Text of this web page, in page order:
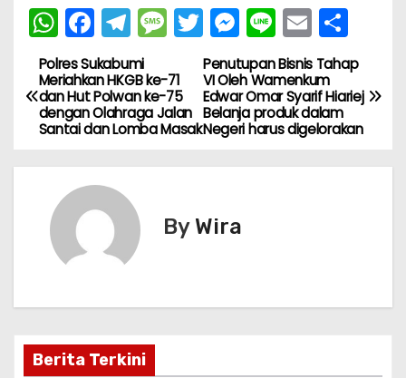
W
h
a
ts
A
p
p
F
a
c
e
b
o
o
k
T
el
e
gr
a
m
M
e
s
s
a
g
T
w
itt
er
M
e
s
s
e
n
er
Li
n
e
E
m
ai
l
S
h
ar
e
N
a
s
i
Penutupan Bisnis Tahap
VI Oleh Wamenkum
Edwar Omar Syarif Hiariej
Belanja produk dalam
Negeri harus digelorakan
Polres Sukabumi
Meriahkan HKGB ke-71
dan Hut Polwan ke-75
dengan Olahraga Jalan
Santai dan Lomba Masak
By Wira
Berita Terkini